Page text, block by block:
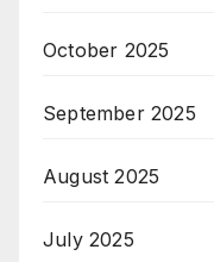
October 2025
September 2025
August 2025
July 2025